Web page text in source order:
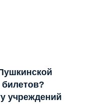
учреждений